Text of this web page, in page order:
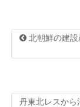
北朝鮮の建
丹東北レスから